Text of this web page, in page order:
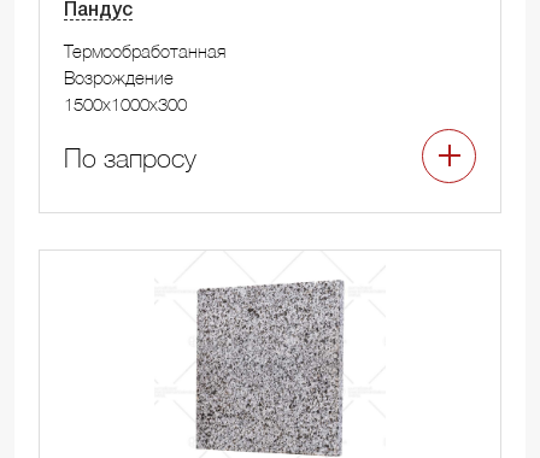
Пандус
Термообработанная
Возрождение
1500x1000x300
По запросу